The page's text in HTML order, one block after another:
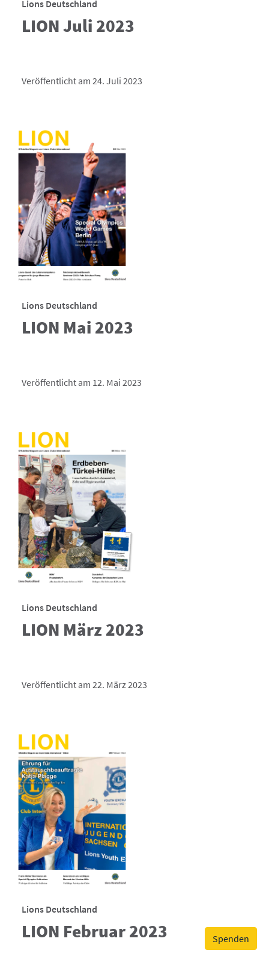
Spenden
Lions Deutschland
LION Juli 2023
Veröffentlicht am 24. Juli 2023
Lions Deutschland
LION Mai 2023
Veröffentlicht am 12. Mai 2023
Lions Deutschland
LION März 2023
Veröffentlicht am 22. März 2023
Lions Deutschland
LION Februar 2023